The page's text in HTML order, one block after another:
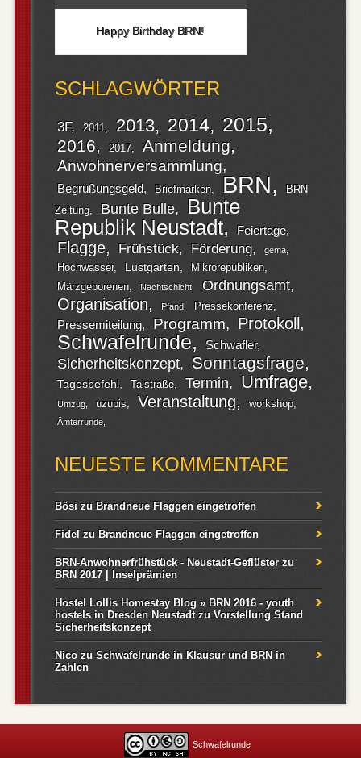
Happy Birthday BRN!
SCHLAGWÖRTER
3F 2011 2013 2014 2015
2016 2017 Anmeldung
Anwohnerversammlung
Begrüßungsgeld Briefmarken BRN
BRN
Zeitung
Bunte Bulle
Bunte
Republik Neustadt
Feiertage
Flagge Frühstück Förderung gema
Hochwasser Lustgarten
Mikrorepubliken
Märzgeborenen
Nachtschicht Ordnungsamt
Organisation Pfand Pressekonferenz
Pressemiteilung Programm Protokoll
Schwafelrunde Schwafler
Sicherheitskonzept Sonntagsfrage
Tagesbefehl Talstraße Termin Umfrage
Umzug uzupis Veranstaltung workshop
Ämterrunde
NEUESTE KOMMENTARE
Bösi zu Brandneue Flaggen eingetroffen
Fidel zu Brandneue Flaggen eingetroffen
BRN-Anwohnerfrühstück - Neustadt-Geflüsterzu
BRN 2017 | Inselprämien
Hostel Lollis Homestay Blog » BRN 2016 - youth
hostels in Dresden NeustadtzuVorstellung Stand
Sicherheitskonzept
Nicozu Schwafelrunde in Klausur und BRN in
Zahlen
Schwafelrunde